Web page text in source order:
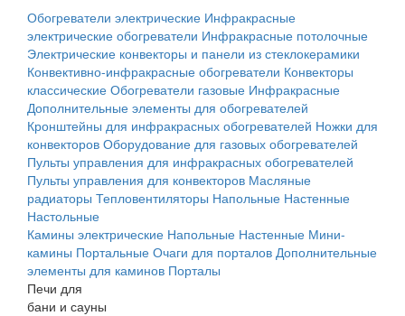
Обогреватели электрические Инфракрасные
электрические обогреватели Инфракрасные потолочные
Электрические конвекторы и панели из стеклокерамики
Конвективно-инфракрасные обогреватели Конвекторы
классические Обогреватели газовые Инфракрасные
Дополнительные элементы для обогревателей
Кронштейны для инфракрасных обогревателей Ножки для
конвекторов Оборудование для газовых обогревателей
Пульты управления для инфракрасных обогревателей
Пульты управления для конвекторов Масляные
радиаторы Тепловентиляторы Напольные Настенные
Настольные
Камины электрические Напольные Настенные Мини-
камины Портальные Очаги для порталов Дополнительные
элементы для каминов Порталы
Печи для
бани и сауны